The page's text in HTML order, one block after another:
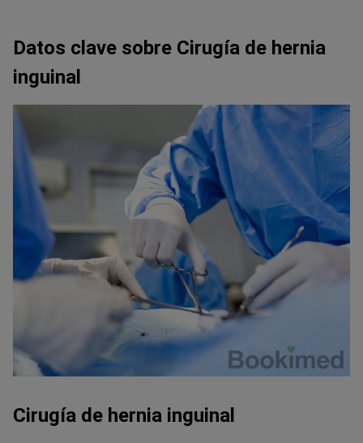
Datos сlave sobre Cirugía de hernia
inguinal
Cirugía de hernia inguinal